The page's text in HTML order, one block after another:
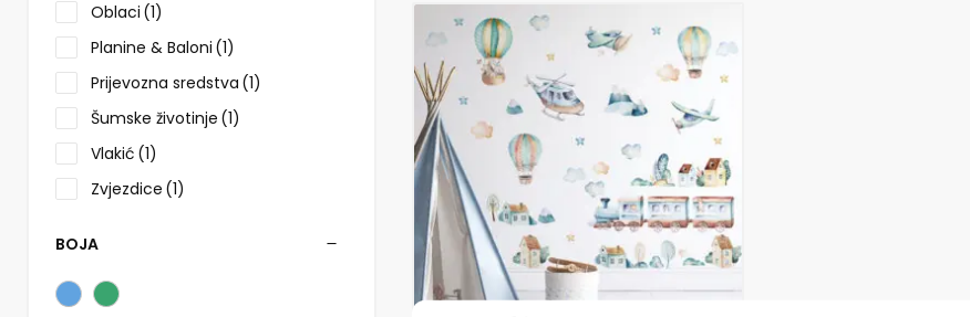
Ovaj
proizvod
ima
više
varijanti.
Opcije
se
mogu
odabrati
na
stranici
proizvoda
Oblaci (1)
Planine & Baloni (1)
Prijevozna sredstva (1)
Šumske životinje (1)
Vlakić (1)
Zvjezdice (1)
BOJA